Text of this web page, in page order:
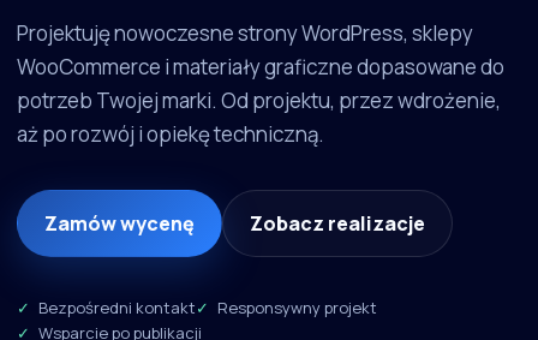
Projektuję nowoczesne strony WordPress, sklepy
WooCommerce i materiały graficzne dopasowane do
potrzeb Twojej marki. Od projektu, przez wdrożenie,
aż po rozwój i opiekę techniczną.
Zamów wycenę Zobacz realizacje
Bezpośredni kontakt
Responsywny projekt
Wsparcie po publikacji